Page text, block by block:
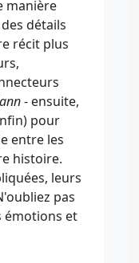
manière
détails
récit plus
- ensuite,
pour
entre les
histoire.
leurs
pas
émotions et